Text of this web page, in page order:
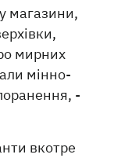
магазини,
мирних
мінно-
-
вкотре